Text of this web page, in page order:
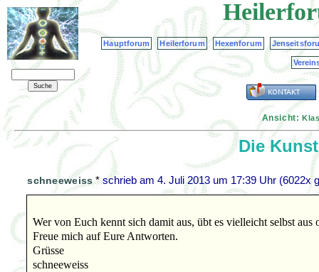
Hauptforum Heilerforum Hexenforum
Ansicht:
Die
schneeweiss*schrieb am4. Juli 2013 um 17:39 Uhr (6022x
Wer von Euch kennt sich damit aus, übt es vielleicht selbst
Freue mich auf Eure Antworten.
Grüsse
schneeweiss